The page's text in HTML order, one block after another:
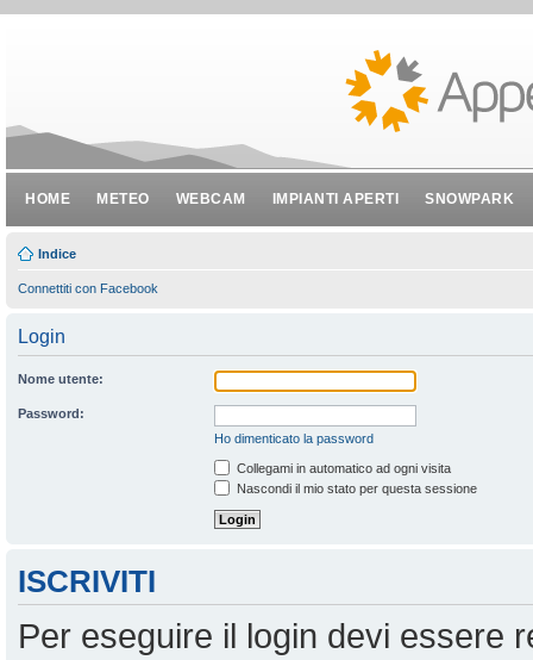
HOME METEO WEBCAM IMPIANTI APERTI SNOWPARK
Indice
Connettiti con Facebook
Login
Nome utente:
Password:
Ho dimenticato la password
Collegami in automatico ad ogni visita
Nascondi il mio stato per questa sessione
ISCRIVITI
Per eseguire il login devi essere